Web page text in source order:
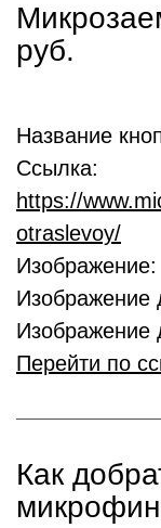
руб.
Название
Ссылка:
https://
otraslevoy/
Изображение:
Изображение
Изображение
Перейти по
Как